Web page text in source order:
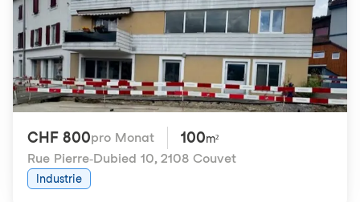
CHF 800pro Monat 100m²
Rue Pierre-Dubied 10, 2108 Couvet
Industrie